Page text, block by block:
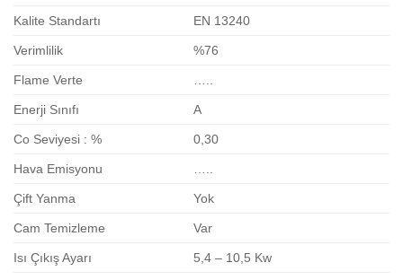
Kalite Standartı EN 13240
Verimlilik %76
Flame Verte
Enerji Sınıfı A
Co Seviyesi : % 0,30
Hava Emisyonu
Çift Yanma Yok
Cam Temizleme Var
Isı Çıkış Ayarı 5,4 – 10,5 Kw